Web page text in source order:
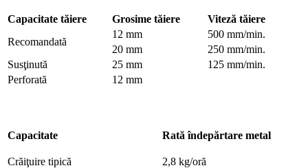
Capacitate tăiere Grosime tăiere
Viteză tăiere
Recomandată
12 mm
500 mm/min.
20 mm
250 mm/min.
Susţinută
25 mm
125 mm/min.
Perforată
12 mm
Capacitate Rată îndepărtare metal
Crăiţuire tipică 2,8 kg/oră